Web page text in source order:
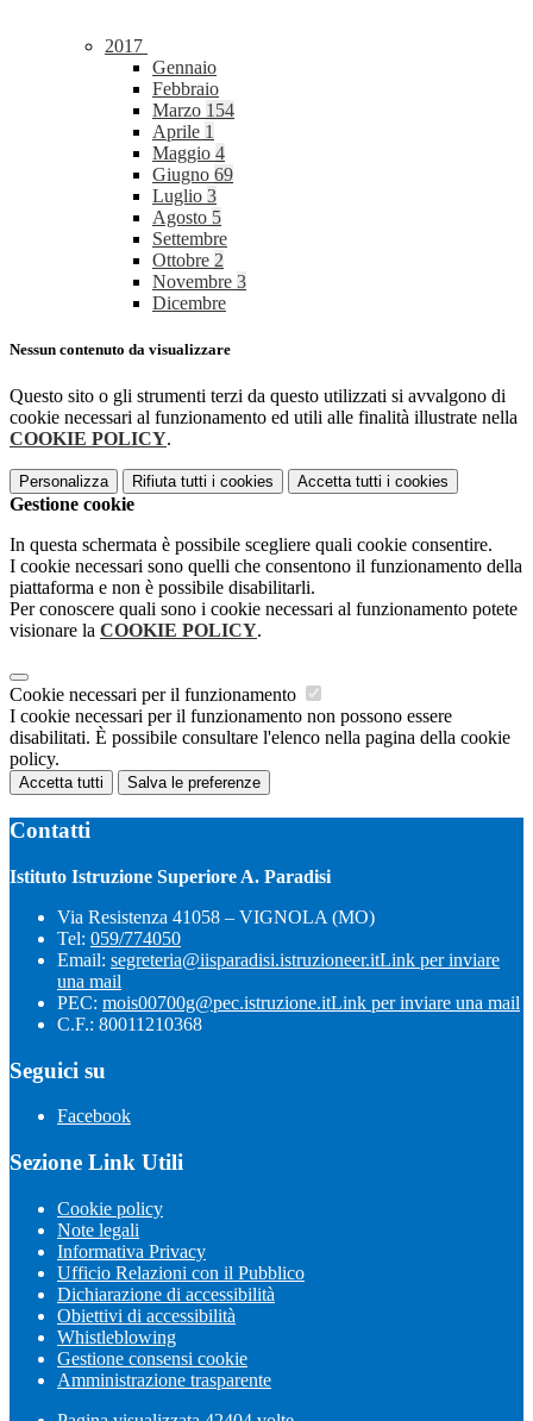
2017
Gennaio
Febbraio
Marzo 154
Aprile 1
Maggio 4
Giugno 69
Luglio 3
Agosto 5
Settembre
Ottobre 2
Novembre 3
Dicembre
Nessun contenuto da visualizzare
Questo sito o gli strumenti terzi da questo utilizzati si avvalgono di
cookie necessari al funzionamento ed utili alle finalità illustrate nella
COOKIE POLICY.
Personalizza Rifiuta tutti i cookies Accetta tutti i cookies
Gestione cookie
In questa schermata è possibile scegliere quali cookie consentire.
I cookie necessari sono quelli che consentono il funzionamento della
piattaforma e non è possibile disabilitarli.
Per conoscere quali sono i cookie necessari al funzionamento potete
visionare la COOKIE POLICY.
Cookie necessari per il funzionamento
I cookie necessari per il funzionamento non possono essere
disabilitati. È possibile consultare l'elenco nella pagina della cookie
policy.
Accetta tutti Salva le preferenze
Contatti
Istituto Istruzione Superiore A. Paradisi
Via Resistenza 41058 – VIGNOLA (MO)
Tel: 059/774050
Email: segreteria@iisparadisi.istruzioneer.itLink per inviare
una mail
PEC: mois00700g@pec.istruzione.itLink per inviare una mail
C.F.: 80011210368
Seguici su
Facebook
Sezione Link Utili
Cookie policy
Note legali
Informativa Privacy
Ufficio Relazioni con il Pubblico
Dichiarazione di accessibilità
Obiettivi di accessibilità
Whistleblowing
Gestione consensi cookie
Amministrazione trasparente